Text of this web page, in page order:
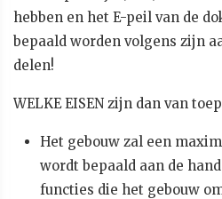
hebben en het E-peil van de
bepaald worden volgens zijn
delen!
WELKE EISEN zijn dan van
Het gebouw zal een
wordt bepaald aan de
functies die het gebouw